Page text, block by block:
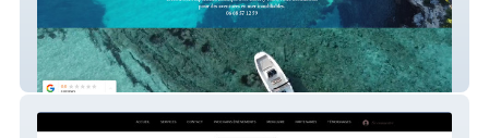
LIBERTYBOAT